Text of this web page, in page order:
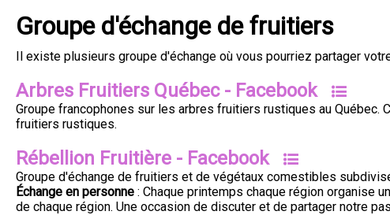
Groupe d'échange de fruitiers
Il existe plusieurs groupe d'échange où vous pourriez partager
Arbres Fruitiers Québec - Facebook
Groupe francophones sur les arbres fruitiers rustiques au
fruitiers rustiques.
Rébellion Fruitière - Facebook
Groupe d'échange de fruitiers et de végétaux comestibles
Échange en personne : Chaque printemps chaque région organise
de chaque région. Une occasion de discuter et de partager notre